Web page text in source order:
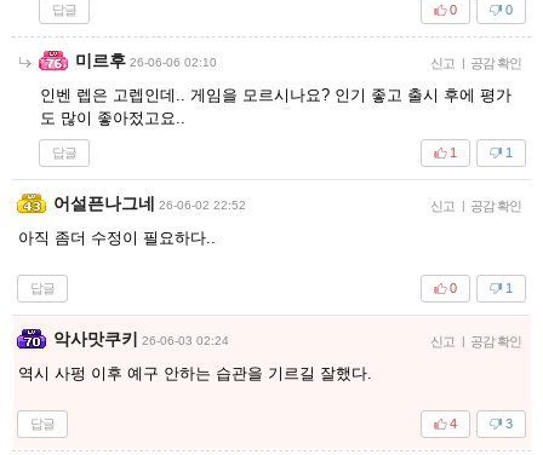
답글 0
0
미르후 26-06-06 02:10 신고 | 공감 확인
인벤 렙은 고렙인데.. 게임을 모르시나요? 인기 좋고 출시 후에 평가
도 많이 좋아젔고요..
답글 1
1
어설픈나그네 26-06-02 22:52 신고 | 공감 확인
아직 좀더 수정이 필요하다..
답글 1
0
악사맛쿠키 26-06-03 02:24 신고 | 공감 확인
역시 사펑 이후 예구 안하는 습관을 기르길 잘했다.
답글 3
4